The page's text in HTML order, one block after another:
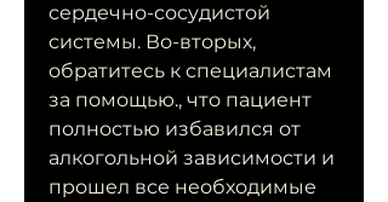
сердечно-сосудистой
системы. Во-вторых,
обратитесь к специалистам
за помощью., что пациент
полностью избавился от
алкогольной зависимости и
прошел все необходимые